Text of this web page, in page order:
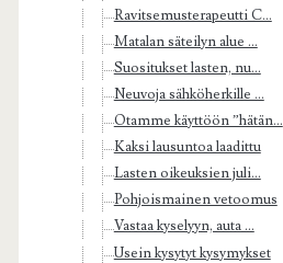
Ravitsemusterapeutti C...
Matalan säteilyn alue ...
Suositukset lasten, nu...
Neuvoja sähköherkille ...
Otamme käyttöön ”hätän...
Kaksi lausuntoa laadittu
Lasten oikeuksien juli...
Pohjoismainen vetoomus
Vastaa kyselyyn, auta ...
Usein kysytyt kysymykset